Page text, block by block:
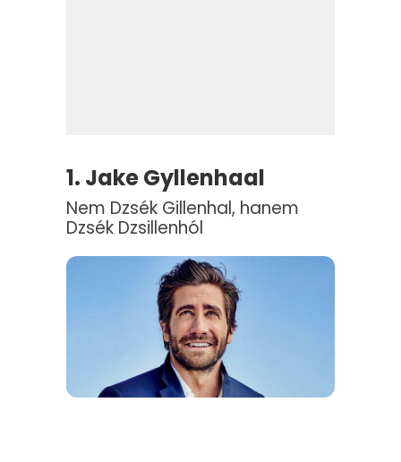
1. Jake Gyllenhaal
Nem Dzsék Gillenhal, hanem
Dzsék Dzsillenhól